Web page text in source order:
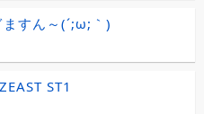
すん～(´;ω;｀)
ST1